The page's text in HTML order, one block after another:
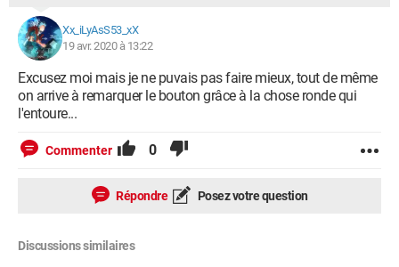
Xx_iLyAsS53_xX
19 avr. 2020 à 13:22
Excusez moi mais je ne puvais pas faire mieux, tout de même
on arrive à remarquer le bouton grâce à la chose ronde qui
l'entoure...
Commenter 0
Répondre Posez votre question
Discussions similaires